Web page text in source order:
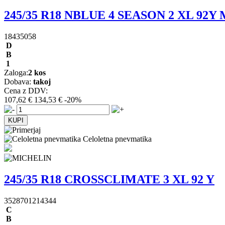
245/35 R18 NBLUE 4 SEASON 2 XL 92Y
18435058
D
B
1
Zaloga:2 kos
Dobava: takoj
Cena z DDV:
107,62 € 134,53 € -20%
Celoletna pnevmatika
245/35 R18 CROSSCLIMATE 3 XL 92 Y
3528701214344
C
B